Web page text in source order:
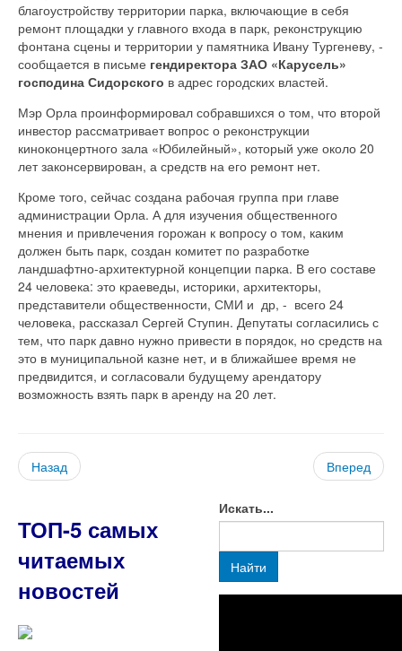
благоустройству территории парка, включающие в себя
ремонт площадки у главного входа в парк, реконструкцию
фонтана сцены и территории у памятника Ивану Тургеневу, -
сообщается в письме гендиректора ЗАО «Карусель»
господина Сидорского в адрес городских властей.
Мэр Орла проинформировал собравшихся о том, что второй
инвестор рассматривает вопрос о реконструкции
киноконцертного зала «Юбилейный», который уже около 20
лет законсервирован, а средств на его ремонт нет.
Кроме того, сейчас создана рабочая группа при главе
администрации Орла. А для изучения общественного
мнения и привлечения горожан к вопросу о том, каким
должен быть парк, создан комитет по разработке
ландшафтно-архитектурной концепции парка. В его составе
24 человека: это краеведы, историки, архитекторы,
представители общественности, СМИ и др, - всего 24
человека, рассказал Сергей Ступин. Депутаты согласились с
тем, что парк давно нужно привести в порядок, но средств на
это в муниципальной казне нет, и в ближайшее время не
предвидится, и согласовали будущему арендатору
возможность взять парк в аренду на 20 лет.
Назад Вперед
ТОП-5 самых
читаемых
новостей
Искать...
Найти